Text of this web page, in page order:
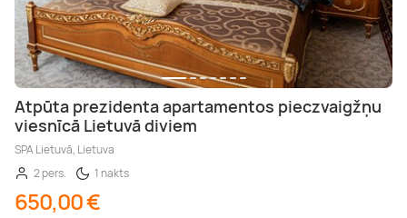
Atpūta prezidenta apartamentos pieczvaigžņu
viesnīcā Lietuvā diviem
SPA Lietuvā, Lietuva
2 pers.
1 nakts
650,00 €